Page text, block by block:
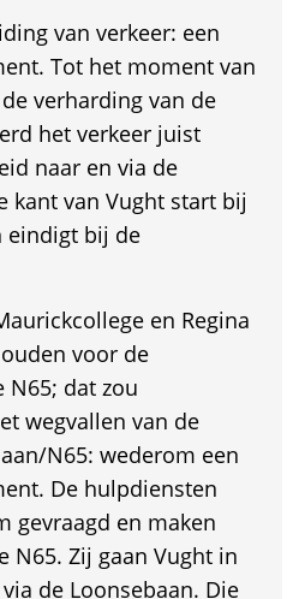
van verkeer: een
Tot het moment van
verharding van de
het verkeer juist
naar en via de
kant van Vught start bij
eindigt bij de
en Regina
voor de
N65; dat zou
wegvallen van de
N65: wederom een
De hulpdiensten
gevraagd en maken
N65. Zij gaan Vught in
de Loonsebaan. Die